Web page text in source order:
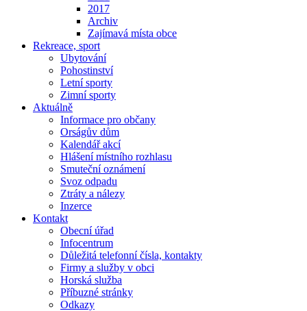
2017
Archiv
Zajímavá místa obce
Rekreace, sport
Ubytování
Pohostinství
Letní sporty
Zimní sporty
Aktuálně
Informace pro občany
Orságův dům
Kalendář akcí
Hlášení místního rozhlasu
Smuteční oznámení
Svoz odpadu
Ztráty a nálezy
Inzerce
Kontakt
Obecní úřad
Infocentrum
Důležitá telefonní čísla, kontakty
Firmy a služby v obci
Horská služba
Příbuzné stránky
Odkazy